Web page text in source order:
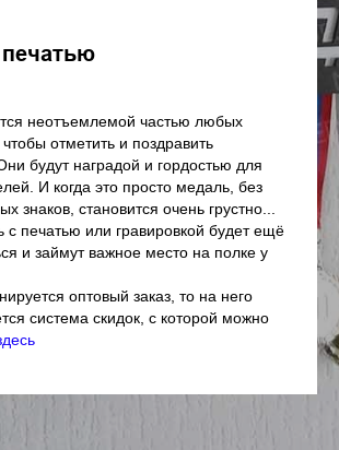
неотъемлемой частью любых
отметить и поздравить
будут наградой и гордостью для
И когда это просто медаль, без
знаков, становится очень грустно...
с печатью или гравировкой будет ещё
и займут важное место на полке у
оптовый заказ, то на него
система скидок, с которой можно